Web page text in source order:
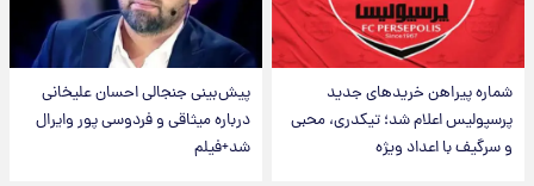
شماره پیراهن خریدهای جدید
پرسپولیس اعلام شد؛ تیکدری، محبی
و سرگیف با اعداد ویژه
پیش‌بینی جنجالی احسان علیخانی
درباره میثاقی و فردوسی پور وایرال
شد+فیلم